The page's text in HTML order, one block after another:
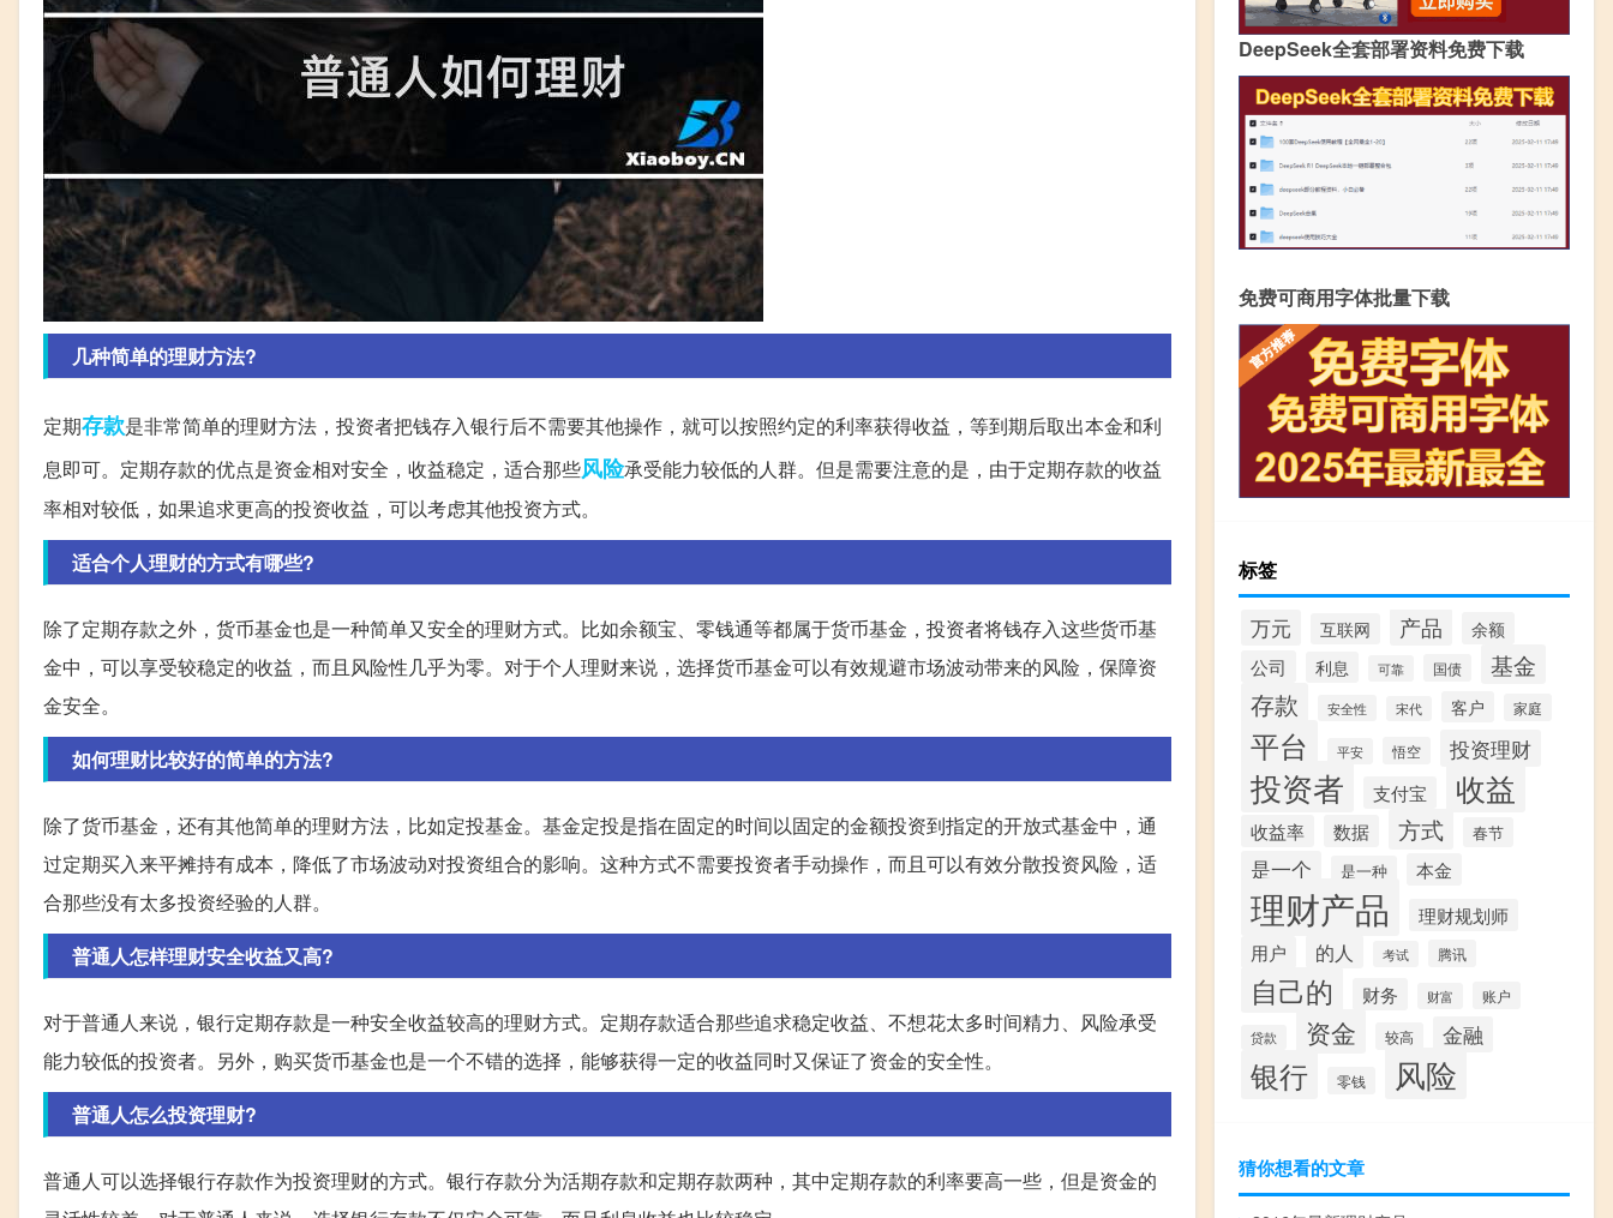
几种简单的理财方法?
定期存款是非常简单的理财方法，投资者把钱存入银行后不需要其他操作，就可以按照约定的利率获得收益，等到期后取出本金和利
息即可。定期存款的优点是资金相对安全，收益稳定，适合那些风险承受能力较低的人群。但是需要注意的是，由于定期存款的收益
率相对较低，如果追求更高的投资收益，可以考虑其他投资方式。
适合个人理财的方式有哪些?
除了定期存款之外，货币基金也是一种简单又安全的理财方式。比如余额宝、零钱通等都属于货币基金，投资者将钱存入这些货币基
金中，可以享受较稳定的收益，而且风险性几乎为零。对于个人理财来说，选择货币基金可以有效规避市场波动带来的风险，保障资
金安全。
如何理财比较好的简单的方法?
除了货币基金，还有其他简单的理财方法，比如定投基金。基金定投是指在固定的时间以固定的金额投资到指定的开放式基金中，通
过定期买入来平摊持有成本，降低了市场波动对投资组合的影响。这种方式不需要投资者手动操作，而且可以有效分散投资风险，适
合那些没有太多投资经验的人群。
普通人怎样理财安全收益又高?
对于普通人来说，银行定期存款是一种安全收益较高的理财方式。定期存款适合那些追求稳定收益、不想花太多时间精力、风险承受
能力较低的投资者。另外，购买货币基金也是一个不错的选择，能够获得一定的收益同时又保证了资金的安全性。
普通人怎么投资理财?
普通人可以选择银行存款作为投资理财的方式。银行存款分为活期存款和定期存款两种，其中定期存款的利率要高一些，但是资金的
DeepSeek全套部署资料免费下载
免费可商用字体批量下载
标签
万元 互联网 产品
余额
公司
利息 可靠 国债 基金
存款 安全性 宋代 客户 家庭
平台 平安 悟空 投资理财
投资者 支付宝 收益
收益率 数据 方式 春节
是一个 是一种 本金
理财产品
理财规划师
用户
的人 考试 腾讯
自己的 财务 财富 账户
贷款 资金 较高 金融
银行 零钱 风险
猜你想看的文章